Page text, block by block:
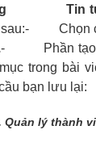
-
Chọn
-
Phần
trong bài
bạn lưu lại:
Quản lý thành